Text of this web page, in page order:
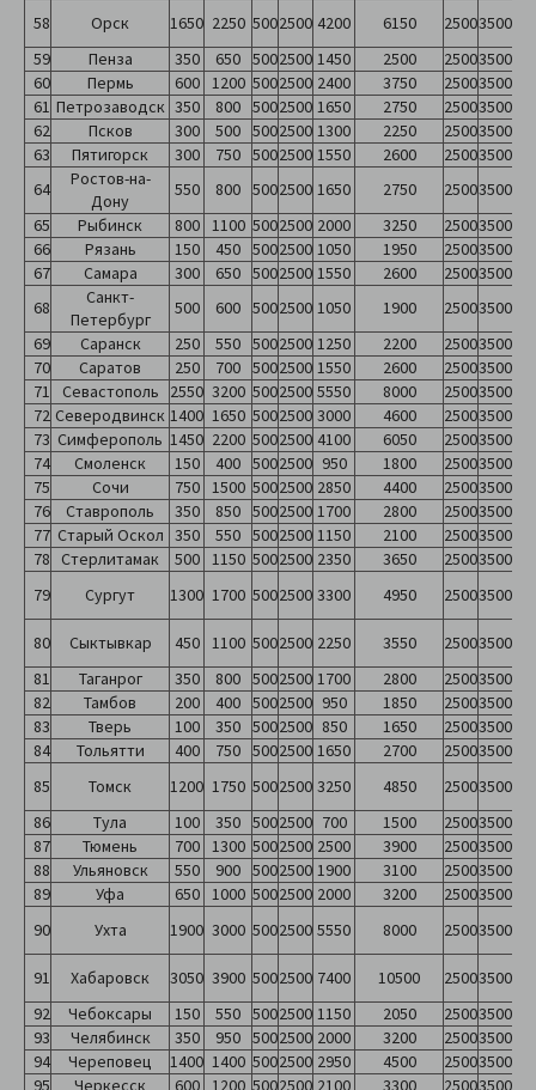
58
Орск 1650 2250 5002500 4200 6150 25003500
59
Пенза 350 650 5002500 1450 2500 25003500
60
Пермь 600 1200 5002500 2400 3750 25003500
61 Петрозаводск 350 800 5002500 1650 2750 25003500
62
Псков 300 500 5002500 1300 2250 25003500
63
Пятигорск 300 750 5002500 1550 2600 25003500
64
Ростов-на-
Дону
550 800 5002500 1650 2750 25003500
65
Рыбинск 800 1100 5002500 2000 3250 25003500
66
Рязань 150 450 5002500 1050 1950 25003500
67
Самара 300 650 5002500 1550 2600 25003500
68
Санкт-
Петербург
500 600 5002500 1050 1900 25003500
69
Саранск 250 550 5002500 1250 2200 25003500
70
Саратов 250 700 5002500 1550 2600 25003500
71
Севастополь 2550 3200 5002500 5550 8000 25003500
72 Северодвинск 1400 1650 5002500 3000 4600 25003500
73 Симферополь 1450 2200 5002500 4100 6050 25003500
74
Смоленск 150 400 5002500 950 1800 25003500
75
Сочи 750 1500 5002500 2850 4400 25003500
76
Ставрополь 350 850 5002500 1700 2800 25003500
77 Старый Оскол 350 550 5002500 1150 2100 25003500
78 Стерлитамак 500 1150 5002500 2350 3650 25003500
79
Сургут 1300 1700 5002500 3300 4950 25003500
80 Сыктывкар 450 1100 5002500 2250 3550 25003500
81
Таганрог 350 800 5002500 1700 2800 25003500
82
Тамбов 200 400 5002500 950 1850 25003500
83
Тверь 100 350 5002500 850 1650 25003500
84
Тольятти 400 750 5002500 1650 2700 25003500
85
Томск 1200 1750 5002500 3250 4850 25003500
86
Тула 100 350 5002500 700 1500 25003500
87
Тюмень 700 1300 5002500 2500 3900 25003500
88
Ульяновск 550 900 5002500 1900 3100 25003500
89
Уфа 650 1000 5002500 2000 3200 25003500
90
Ухта 1900 3000 5002500 5550 8000 25003500
91 Хабаровск 3050 3900 5002500 7400 10500 25003500
92
Чебоксары 150 550 5002500 1150 2050 25003500
93
Челябинск 350 950 5002500 2000 3200 25003500
94
Череповец 1400 1400 5002500 2950 4500 25003500
95
Черкесск 600 1200 5002500 2100 3300 25003500